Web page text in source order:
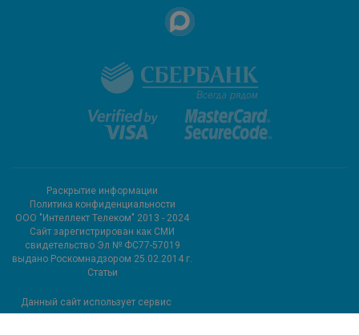
Раскрытие информации
Политика конфиденциальности
ООО "Интеллект Телеком" 2013 - 2024
Cайт зарегистрирован как СМИ
свидетельство Эл № ФС77-57019
выдано Роскомнадзором 25.02.2014 г.
Статьи
Данный сайт использует сервис
метрических программ и